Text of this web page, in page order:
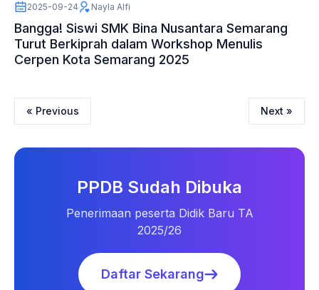
2025-09-24 Nayla Alfi
Bangga! Siswi SMK Bina Nusantara Semarang
Turut Berkiprah dalam Workshop Menulis
Cerpen Kota Semarang 2025
« Previous Next »
PPDB Sudah Dibuka
Penerimaan peserta Didik Baru TA
2025/26
Daftar Sekarang